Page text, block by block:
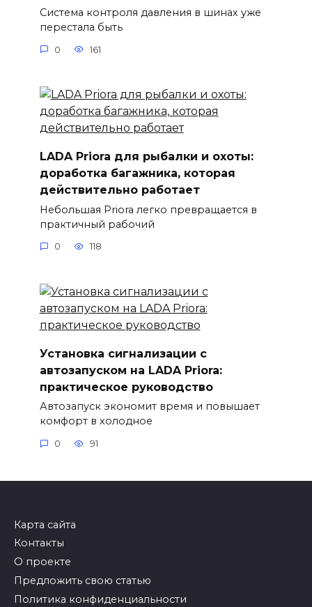
Система контроля давления в шинах уже
перестала быть
0 161
LADA Priora для рыбалки и охоты:
доработка багажника, которая
действительно работает
Небольшая Priora легко превращается в
практичный рабочий
0 118
Установка сигнализации с
автозапуском на LADA Priora:
практическое руководство
Автозапуск экономит время и повышает
комфорт в холодное
0 91
Карта сайта
Контакты
О проекте
Предложить свою статью
Политика конфиденциальности